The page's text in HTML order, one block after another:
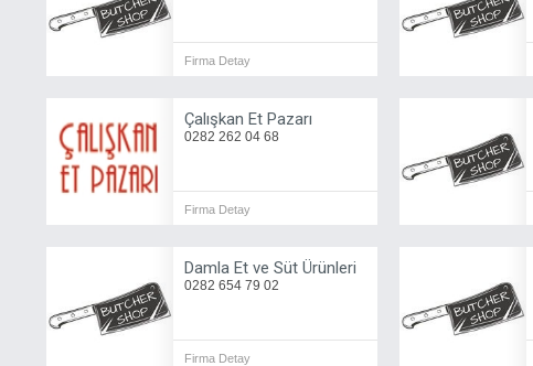
Firma Detay
Çalışkan Et Pazarı
0282 262 04 68
Firma Detay
Damla Et ve Süt Ürünleri
0282 654 79 02
Firma Detay